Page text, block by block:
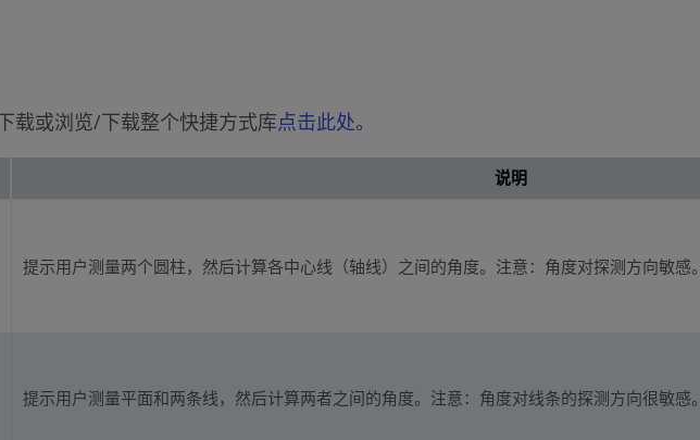
载或浏览/下载整个快捷方式库点击此处。
说明
提示用户测量两个圆柱，然后计算各中心线（轴线）之间的角度。注意：角度对探测方向敏感。
提示用户测量平面和两条线，然后计算两者之间的角度。注意：角度对线条的探测方向很敏感。